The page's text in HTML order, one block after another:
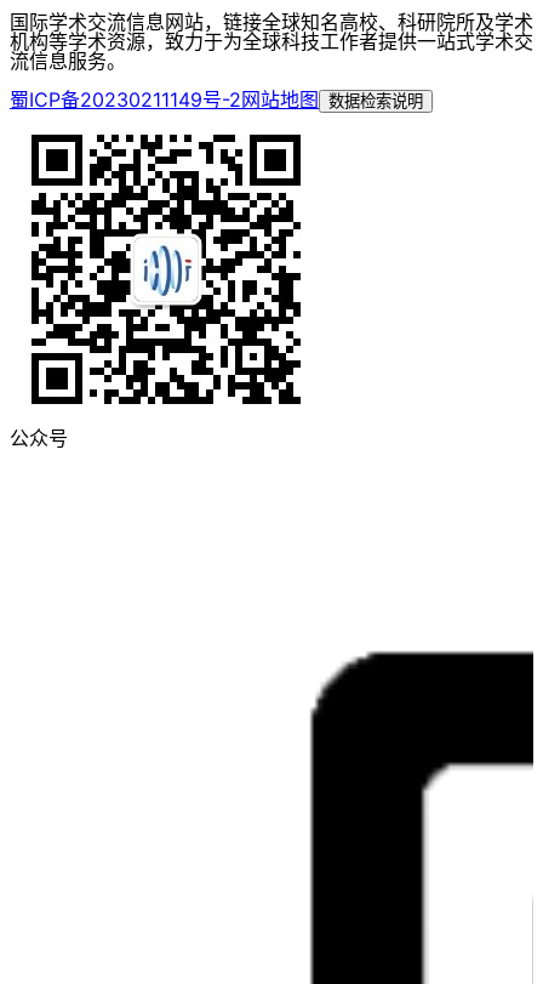
国际学术交流信息网站，链接全球知名高校、科研院所及学术
机构等学术资源，致力于为全球科技工作者提供一站式学术交
流信息服务。
蜀ICP备20230211149号-2网站地图 数据检索说明
公众号